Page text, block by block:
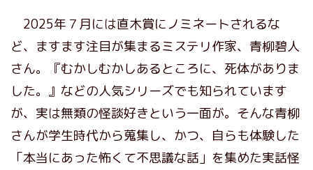
2025年７月には直木賞にノミネートされるな
ど、ますます注目が集まるミステリ作家、青柳碧人
さん。『むかしむかしあるところに、死体がありま
した。』などの人気シリーズでも知られています
が、実は無類の怪談好きという一面が。そんな青柳
さんが学生時代から蒐集し、かつ、自らも体験した
「本当にあった怖くて不思議な話」を集めた実話怪